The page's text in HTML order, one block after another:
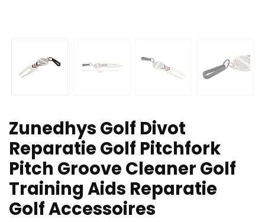
Zunedhys Golf Divot
Reparatie Golf Pitchfork
Pitch Groove Cleaner Golf
Training Aids Reparatie
Golf Accessoires